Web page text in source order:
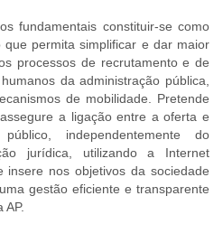
fundamentais constituir-se como
permita simplificar e dar maior
processos de recrutamento e de
da administração pública,
de mobilidade. Pretende
a ligação entre a oferta e
independentemente do
jurídica, utilizando a Internet
insere nos objetivos da sociedade
gestão eficiente e transparente